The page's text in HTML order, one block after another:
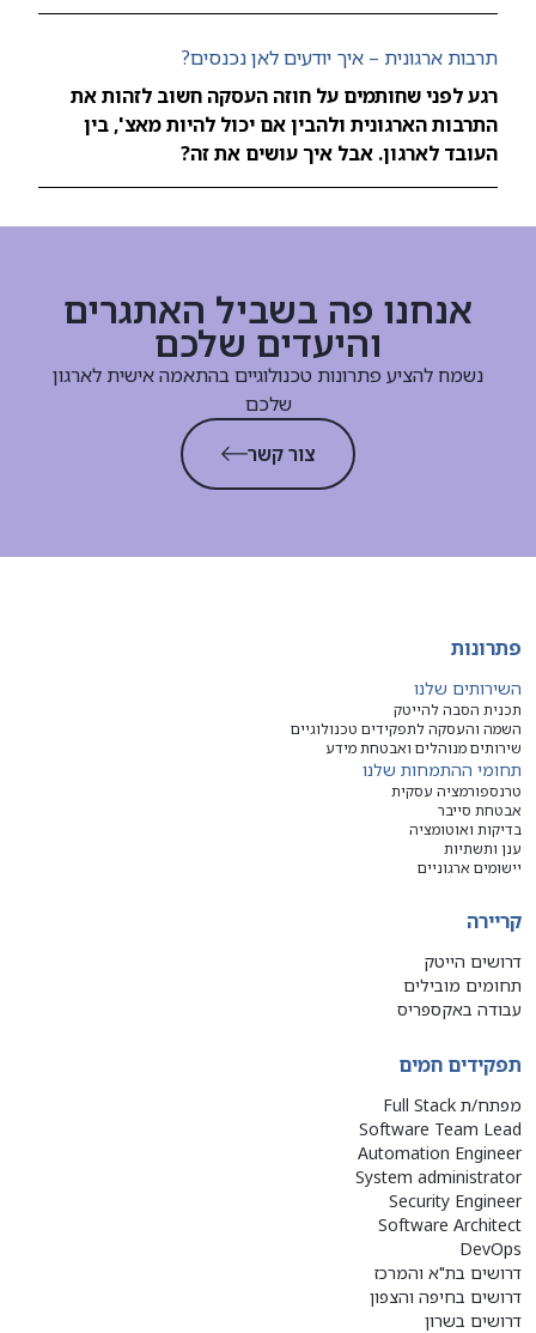
תרבות ארגונית – איך יודעים לאן נכנסים?
רגע לפני שחותמים על חוזה העסקה חשוב לזהות את
התרבות הארגונית ולהבין אם יכול להיות מאצ', בין
העובד לארגון. אבל איך עושים את זה?
אנחנו פה בשביל האתגרים
והיעדים שלכם
נשמח להציע פתרונות טכנולוגיים בהתאמה אישית לארגון
שלכם
צור קשר
פתרונות
השירותים שלנו
תכנית הסבה להייטק
השמה והעסקה לתפקידים טכנולוגיים
שירותים מנוהלים ואבטחת מידע
תחומי ההתמחות שלנו
טרנספורמציה עסקית
אבטחת סייבר
בדיקות ואוטומציה
ענן ותשתיות
יישומים ארגוניים
קריירה
דרושים הייטק
תחומים מובילים
עבודה באקספריס
תפקידים חמים
מפתח/ת Full Stack
Software Team Lead
Automation Engineer
System administrator
Security Engineer
Software Architect
DevOps
דרושים בת"א והמרכז
דרושים בחיפה והצפון
דרושים בשרון